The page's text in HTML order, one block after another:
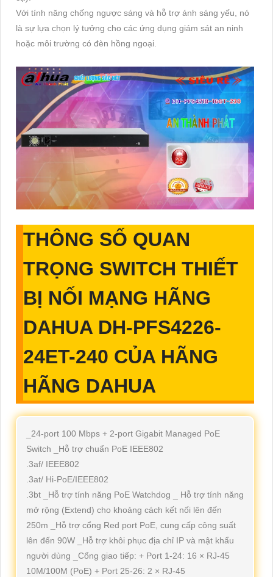
Với tính năng chống ngược sáng và hỗ trợ ánh sáng yếu, nó
là sự lựa chọn lý tưởng cho các ứng dụng giám sát an ninh
hoặc môi trường có đèn hồng ngoại.
THÔNG SỐ QUAN
TRỌNG SWITCH THIẾT
BỊ NỐI MẠNG HÃNG
DAHUA DH-PFS4226-
24ET-240 CỦA HÃNG
HÃNG DAHUA
_24-port 100 Mbps + 2-port Gigabit Managed PoE
Switch _Hỗ trợ chuẩn PoE IEEE802
.3af/ IEEE802
.3at/ Hi-PoE/IEEE802
.3bt _Hỗ trợ tính năng PoE Watchdog _ Hỗ trợ tính năng
mở rộng (Extend) cho khoảng cách kết nối lên đến
250m _Hỗ trợ cổng Red port PoE, cung cấp công suất
lên đến 90W _Hỗ trợ khôi phục địa chỉ IP và mật khẩu
người dùng _Cổng giao tiếp: + Port 1-24: 16 × RJ-45
10M/100M (PoE) + Port 25-26: 2 × RJ-45